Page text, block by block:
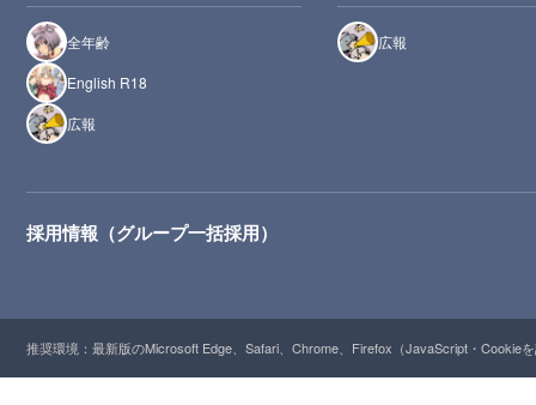
全年齢
English R18
広報
広報
採用情報（グループ一括採用）
推奨環境：最新版のMicrosoft Edge、Safari、Chrome、Firefox（JavaScript・Cookie